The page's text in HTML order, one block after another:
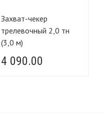
Захват-чекер
трелевочный 2,0 тн
(3,0 м)
4 090.00